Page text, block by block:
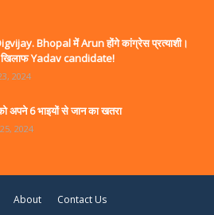
Bhopal में Arun होंगे कांग्रेस प्रत्याशी।
Yadav candidate!
23, 2024
अपने 6 भाइयों से जान का खतरा
2024
About Contact Us